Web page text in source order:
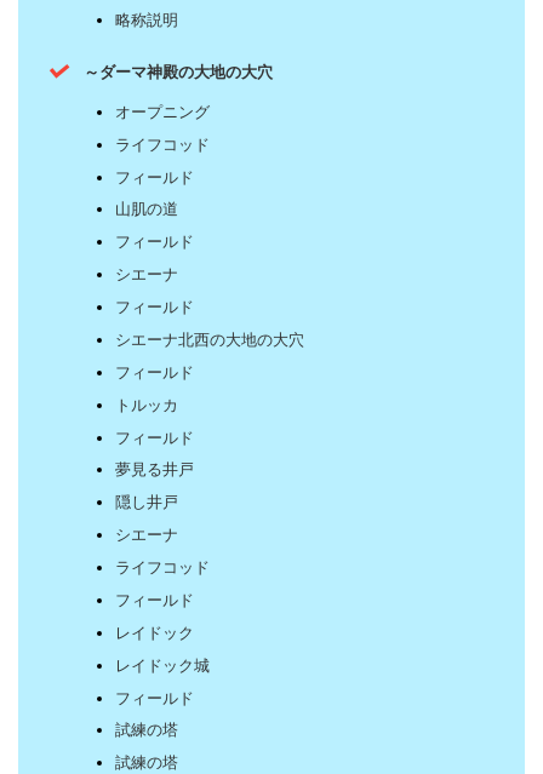
略称説明
～ダーマ神殿の大地の大穴
オープニング
ライフコッド
フィールド
山肌の道
フィールド
シエーナ
フィールド
シエーナ北西の大地の大穴
フィールド
トルッカ
フィールド
夢見る井戸
隠し井戸
シエーナ
ライフコッド
フィールド
レイドック
レイドック城
フィールド
試練の塔
試練の塔